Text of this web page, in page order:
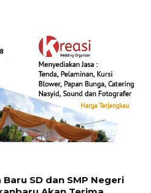
Baru SD dan SMP Negeri